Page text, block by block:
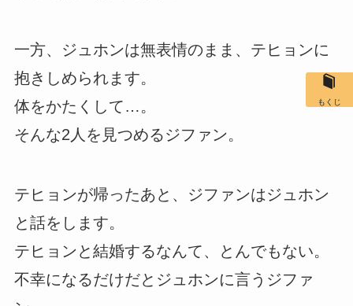
一方、ジュホンは無表情のまま、テヒョンに
抱きしめられます。
体をかたくして…。
そんな2人を見つめるジファン。
テヒョンが帰ったあと、ジファンはジュホン
と話をします。
テヒョンと結婚するなんて、とんでもない。
不幸になるだけだとジュホンに言うジファ
もくじ